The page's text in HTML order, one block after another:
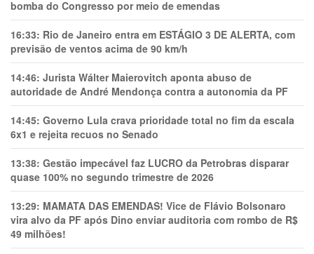
bomba do Congresso por meio de emendas
16:33: Rio de Janeiro entra em ESTÁGIO 3 DE ALERTA, com
previsão de ventos acima de 90 km/h
14:46: Jurista Wálter Maierovitch aponta abuso de
autoridade de André Mendonça contra a autonomia da PF
14:45: Governo Lula crava prioridade total no fim da escala
6x1 e rejeita recuos no Senado
13:38: Gestão impecável faz LUCRO da Petrobras disparar
quase 100% no segundo trimestre de 2026
13:29: MAMATA DAS EMENDAS! Vice de Flávio Bolsonaro
vira alvo da PF após Dino enviar auditoria com rombo de R$
49 milhões!